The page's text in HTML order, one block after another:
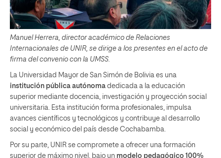
Manuel Herrera, director académico de Relaciones
Internacionales de UNIR, se dirige a los presentes en el acto de
firma del convenio con la UMSS.
La Universidad Mayor de San Simón de Bolivia es una
institución pública autónoma dedicada a la educación
superior mediante docencia, investigación y proyección social
universitaria. Esta institución forma profesionales, impulsa
avances científicos y tecnológicos y contribuye al desarrollo
social y económico del país desde Cochabamba.
Por su parte, UNIR se compromete a ofrecer una formación
superior de máximo nivel, bajo un modelo pedagógico 100%